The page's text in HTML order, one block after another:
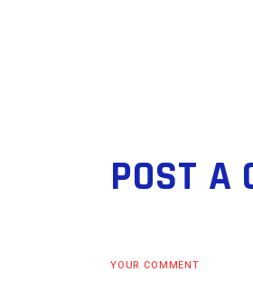
POST A
YOUR COMMENT